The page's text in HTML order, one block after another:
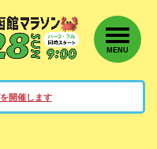
MENU
開催します